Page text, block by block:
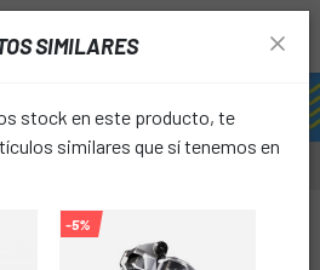
SIMILARES
stock en este producto, te
similares que sí tenemos en
-5%